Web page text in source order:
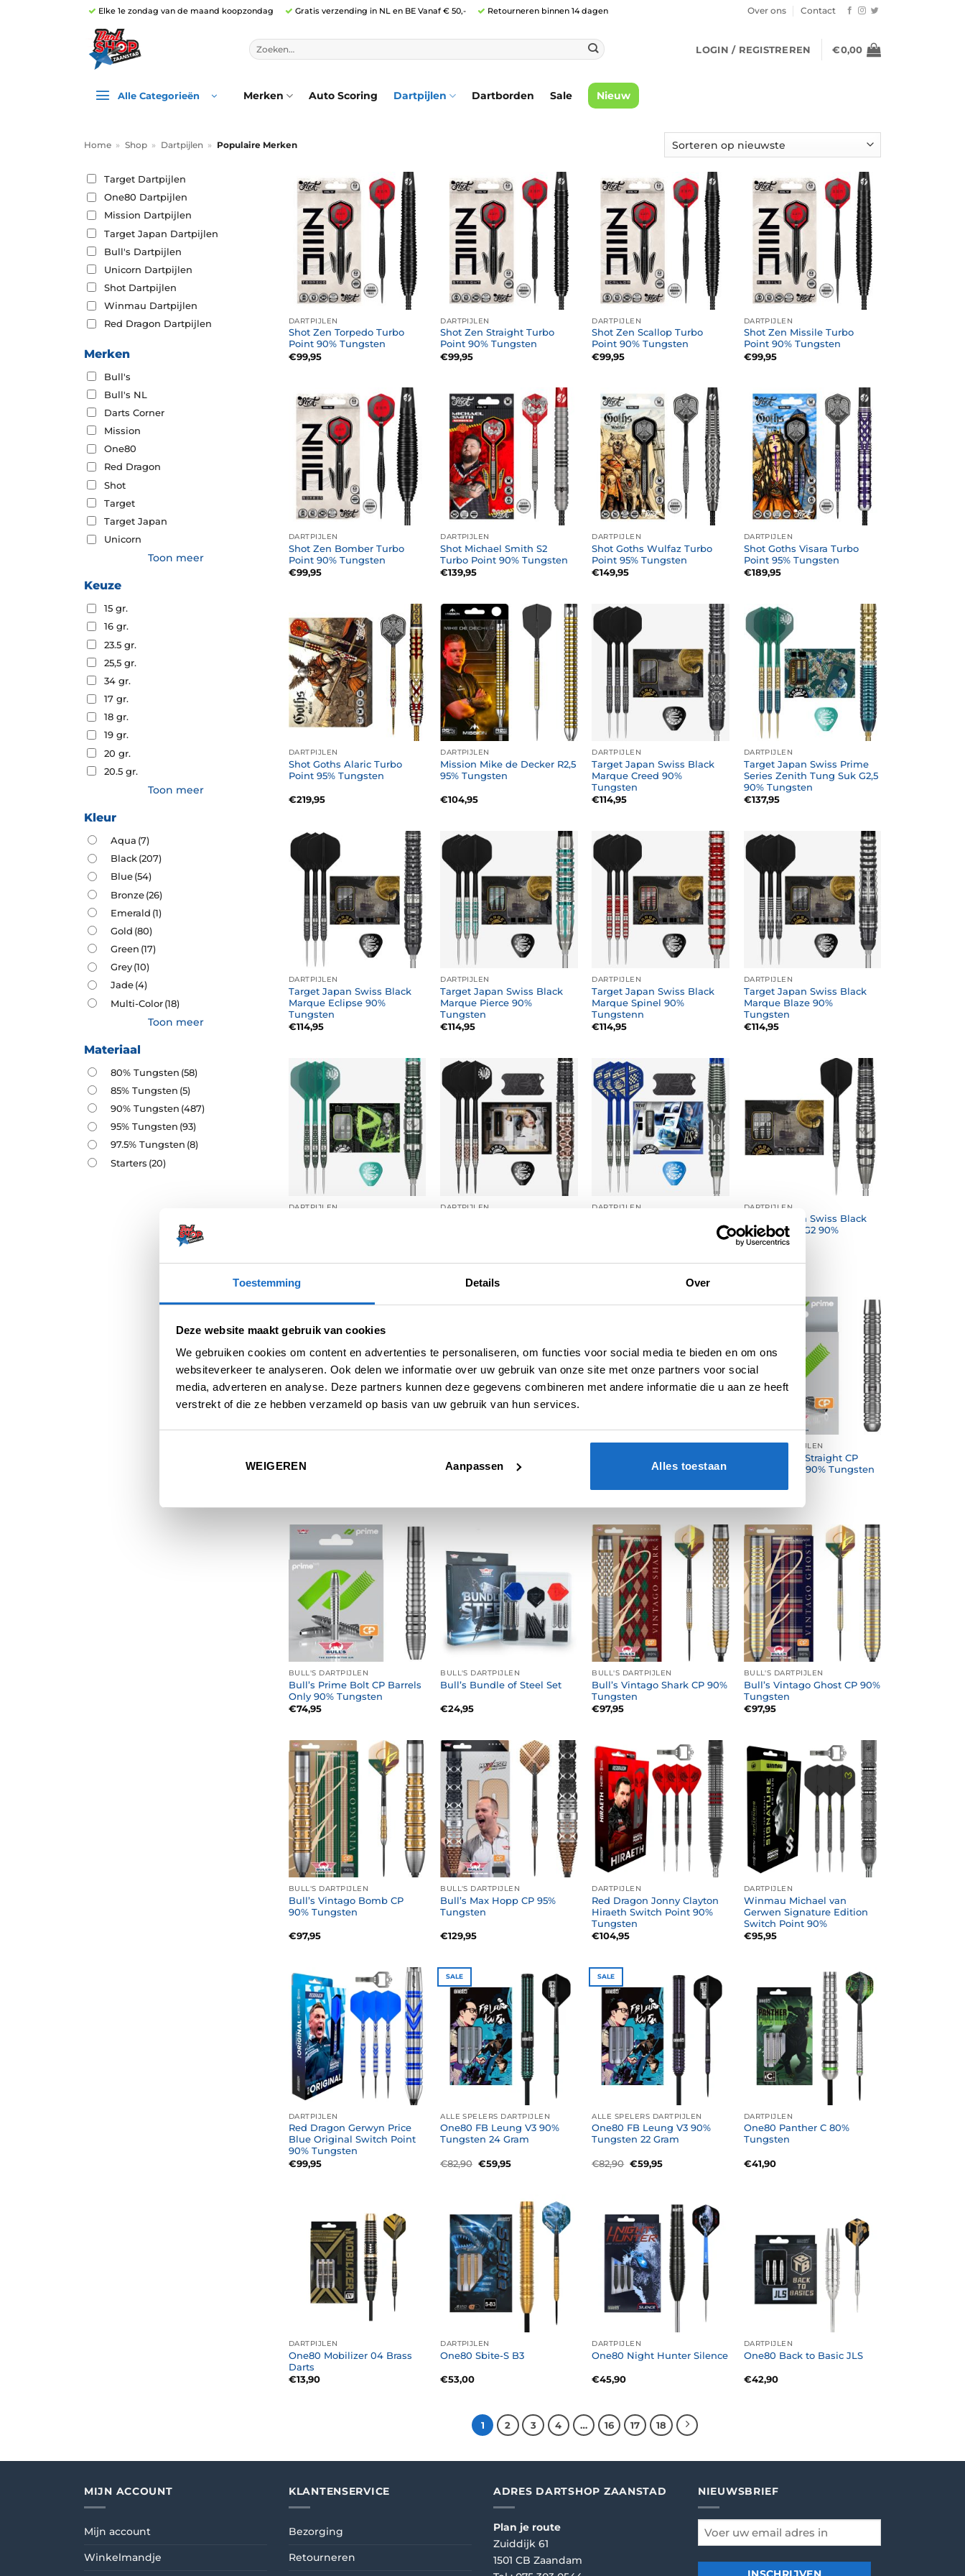
Toestemming Details Over
Deze website maakt gebruik van cookies
We gebruiken cookies om content en advertenties te personaliseren, om functies voor social media te bieden en om ons
websiteverkeer te analyseren. Ook delen we informatie over uw gebruik van onze site met onze partners voor social
media, adverteren en analyse. Deze partners kunnen deze gegevens combineren met andere informatie die u aan ze heeft
verstrekt of die ze hebben verzameld op basis van uw gebruik van hun services.
WEIGEREN Aanpassen Alles toestaan
Elke 1e zondag van de maand koopzondag Gratis verzending in NL en BE Vanaf € 50,- Retourneren binnen 14 dagen Over ons Contact
Zoeken
naar:
LOGIN / REGISTREREN €0,00
Alle Categorieën Merken Auto Scoring Dartpijlen Dartborden Sale Nieuw
Home » Shop » Dartpijlen » Populaire Merken
Target Dartpijlen
One80 Dartpijlen
Mission Dartpijlen
Target Japan Dartpijlen
Bull's Dartpijlen
Unicorn Dartpijlen
Shot Dartpijlen
Winmau Dartpijlen
Red Dragon Dartpijlen
Merken
Bull's
Bull's NL
Darts Corner
Mission
One80
Red Dragon
Shot
Target
Target Japan
Unicorn
Toon meer
Keuze
15 gr.
16 gr.
23.5 gr.
25,5 gr.
34 gr.
17 gr.
18 gr.
19 gr.
20 gr.
20.5 gr.
Toon meer
Kleur
Aqua (7)
Black(207)
Blue(54)
Bronze(26)
Emerald (1)
Gold (80)
Green (17)
Grey(10)
Jade(4)
Multi-Color(18)
Toon meer
Materiaal
80% Tungsten (58)
85% Tungsten (5)
90% Tungsten (487)
95% Tungsten (93)
97.5% Tungsten (8)
Starters (20)
DARTPIJLEN
Shot Zen Torpedo Turbo
Point 90% Tungsten
€99,95
DARTPIJLEN
Shot Zen Straight Turbo
Point 90% Tungsten
€99,95
DARTPIJLEN
Shot Zen Scallop Turbo
Point 90% Tungsten
€99,95
DARTPIJLEN
Shot Zen Missile Turbo
Point 90% Tungsten
€99,95
DARTPIJLEN
Shot Zen Bomber Turbo
Point 90% Tungsten
€99,95
DARTPIJLEN
Shot Michael Smith S2
Turbo Point 90% Tungsten
€139,95
DARTPIJLEN
Shot Goths Wulfaz Turbo
Point 95% Tungsten
€149,95
DARTPIJLEN
Shot Goths Visara Turbo
Point 95% Tungsten
€189,95
DARTPIJLEN
Shot Goths Alaric Turbo
Point 95% Tungsten
€219,95
DARTPIJLEN
Mission Mike de Decker R2,5
95% Tungsten
€104,95
DARTPIJLEN
Target Japan Swiss Black
Marque Creed 90%
Tungsten
€114,95
DARTPIJLEN
Target Japan Swiss Prime
Series Zenith Tung Suk G2,5
90% Tungsten
€137,95
DARTPIJLEN
Target Japan Swiss Black
Marque Eclipse 90%
Tungsten
€114,95
DARTPIJLEN
Target Japan Swiss Black
Marque Pierce 90%
Tungsten
€114,95
DARTPIJLEN
Target Japan Swiss Black
Marque Spinel 90%
Tungstenn
€114,95
DARTPIJLEN
Target Japan Swiss Black
Marque Blaze 90%
Tungsten
€114,95
DARTPIJLEN
€137,95
DARTPIJLEN
€183,95
DARTPIJLEN
Muramatsu Rising Sun G10,5
€159,95
DARTPIJLEN
Target Japan Swiss Black
Marque PW G2 90%
Tungsten
€89,95
Tour Edition Switch Point
CP 95% Tungsten
Barrels Only 90% Tungsten
€74,95
BULL'S DARTPIJLEN
Bull’s Prime Straight CP
Barrels Only 90% Tungsten
€74,95
BULL'S DARTPIJLEN
Bull’s Prime Bolt CP Barrels
Only 90% Tungsten
€74,95
BULL'S DARTPIJLEN
Bull’s Bundle of Steel Set
€24,95
BULL'S DARTPIJLEN
Bull’s Vintago Shark CP 90%
Tungsten
€97,95
BULL'S DARTPIJLEN
Bull’s Vintago Ghost CP 90%
Tungsten
€97,95
BULL'S DARTPIJLEN
Bull’s Vintago Bomb CP
90% Tungsten
€97,95
BULL'S DARTPIJLEN
Bull’s Max Hopp CP 95%
Tungsten
€129,95
DARTPIJLEN
Red Dragon Jonny Clayton
Hiraeth Switch Point 90%
Tungsten
€104,95
DARTPIJLEN
Winmau Michael van
Gerwen Signature Edition
Switch Point 90%
€95,95
DARTPIJLEN
Red Dragon Gerwyn Price
Blue Original Switch Point
90% Tungsten
€99,95
SALE
ALLE SPELERS DARTPIJLEN
One80 FB Leung V3 90%
Tungsten 24 Gram
€82,90 Oorspronkelijke
prijs
€59,95Huidige
prijs
SALE
ALLE SPELERS DARTPIJLEN
One80 FB Leung V3 90%
Tungsten 22 Gram
€82,90 Oorspronkelijke
prijs
€59,95Huidige
DARTPIJLEN
One80 Panther C 80%
Tungsten
€41,90
DARTPIJLEN
One80 Mobilizer 04 Brass
Darts
€13,90
DARTPIJLEN
One80 Sbite-S B3
€53,00
DARTPIJLEN
One80 Night Hunter Silence
€45,90
DARTPIJLEN
One80 Back to Basic JLS
€42,90
1 2 3 4 … 16 17 18
MIJN ACCOUNT
Mijn account
Winkelmandje
KLANTENSERVICE
Bezorging
Retourneren
ADRES DARTSHOP ZAANSTAD
Plan je route
Zuiddijk 61
1501 CB Zaandam
NIEUWSBRIEF
email
*